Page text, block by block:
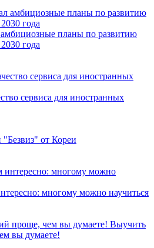
планы по развитию
года
сервиса для иностранных
"Безвиз" от Кореи
многому можно научиться
Выучить
вы думаете!